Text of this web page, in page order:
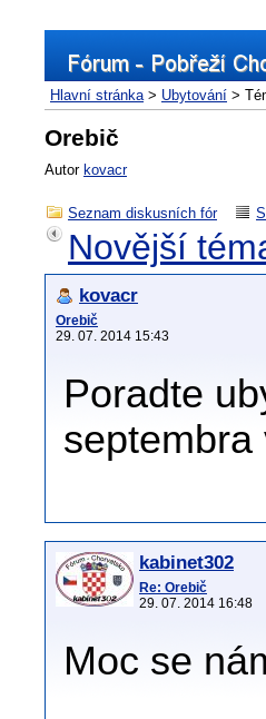
Hlavní stránka> Ubytování >
Orebič
Autor kovacr
Seznam diskusních fór
Novější
kovacr
Orebič
29. 07. 2014 15:43
Poradte
kabinet302
Re: Orebič
29. 07. 2014 16:48
Moc se